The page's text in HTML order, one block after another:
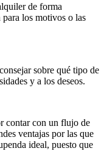
de forma
los motivos o las
sobre qué tipo de
y a los deseos.
contar con un flujo de
ventajas por las que
ideal, puesto que